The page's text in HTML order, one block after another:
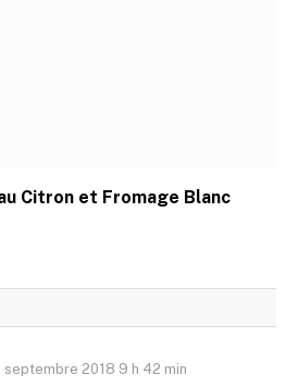
Citron et Fromage Blanc
septembre 2018 9 h 42 min